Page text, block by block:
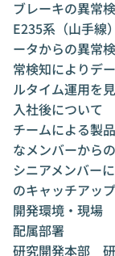
ブレーキの異常
E235系（山手線
ータからの異常
常検知によりデ
ルタイム運用を
入社後について
チームによる製
なメンバーから
シニアメンバー
のキャッチアッ
開発環境・現場
配属部署
研究開発本部